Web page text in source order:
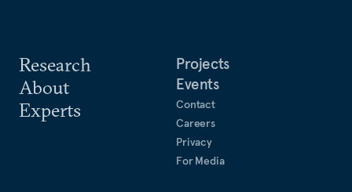
Research
About
Experts
Projects
Events
Contact
Careers
Privacy
For Media